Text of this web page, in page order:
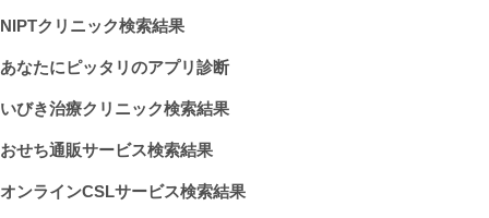
NIPTクリニック検索結果
あなたにピッタリのアプリ診断
いびき治療クリニック検索結果
おせち通販サービス検索結果
オンラインCSLサービス検索結果